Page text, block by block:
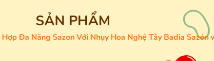
SẢN PHẨM
Hợp Đa Năng Sazon Với Nhụy Hoa Nghệ Tây Badia